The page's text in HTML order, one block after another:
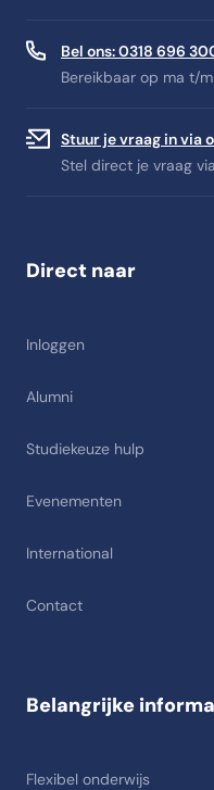
Bel ons: 0318 696
Bereikbaar op ma t/
Stuur je vraag in via
Stel direct je vraag
Direct naar
Inloggen
Alumni
Studiekeuze hulp
Evenementen
International
Contact
Belangrijke
Flexibel onderwijs